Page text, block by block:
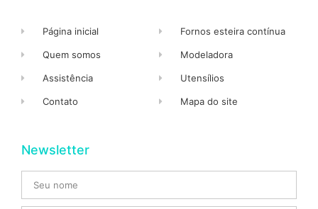
Página inicial
Quem somos
Assistência
Contato
Fornos esteira contínua
Modeladora
Utensílios
Mapa do site
Newsletter